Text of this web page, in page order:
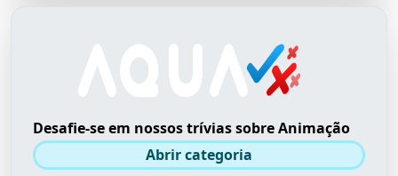
Desafie-se em nossos trívias sobre Animação
Abrir categoria